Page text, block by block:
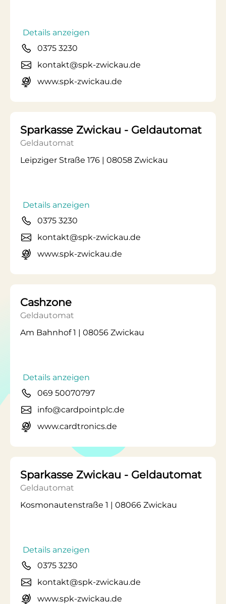
Details anzeigen
0375 3230
kontakt@spk-zwickau.de
www.spk-zwickau.de
Sparkasse Zwickau - Geldautomat
Geldautomat
Leipziger Straße 176 | 08058 Zwickau
Details anzeigen
0375 3230
kontakt@spk-zwickau.de
www.spk-zwickau.de
Cashzone
Geldautomat
Am Bahnhof 1 | 08056 Zwickau
Details anzeigen
069 50070797
info@cardpointplc.de
www.cardtronics.de
Sparkasse Zwickau - Geldautomat
Geldautomat
Kosmonautenstraße 1 | 08066 Zwickau
Details anzeigen
0375 3230
kontakt@spk-zwickau.de
www.spk-zwickau.de